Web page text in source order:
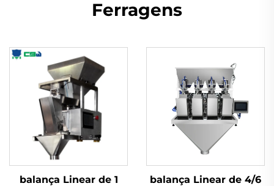
Ferragens
balança Linear de 1
balança Linear de 4/6